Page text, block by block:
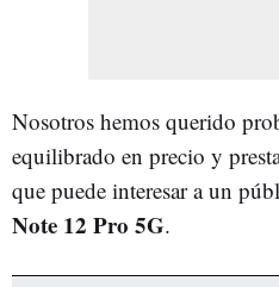
Nosotros hemos querido
equilibrado en precio y
que puede interesar a un
Note 12 Pro 5G.